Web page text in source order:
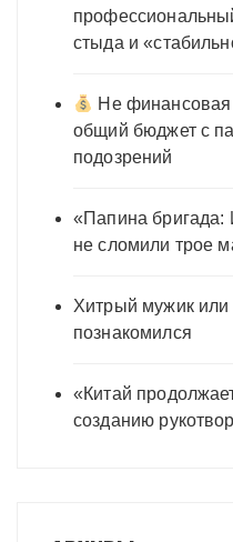
стыда и
Не финансовая
общий бюджет с
подозрений
«Папина бригада:
не сломили трое
Хитрый мужик или
познакомился
«Китай
созданию